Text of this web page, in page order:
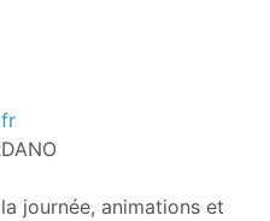
journée, animations et